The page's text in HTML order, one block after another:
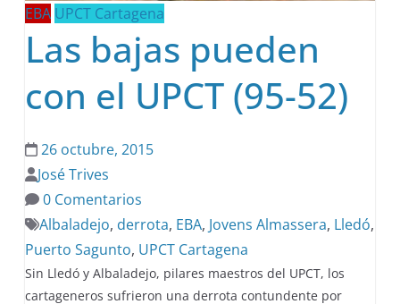
EBA UPCT Cartagena
Las bajas pueden
con el UPCT (95-52)
26 octubre, 2015
José Trives
0 Comentarios
Albaladejo, derrota, EBA, Jovens Almassera, Lledó,
Puerto Sagunto, UPCT Cartagena
Sin Lledó y Albaladejo, pilares maestros del UPCT, los
cartageneros sufrieron una derrota contundente por